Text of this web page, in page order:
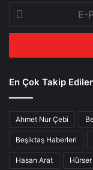
Posta
adresinizi
En Çok Takip
Ahmet Nur Çebi
Beşiktaş Haberleri
Hasan Arat